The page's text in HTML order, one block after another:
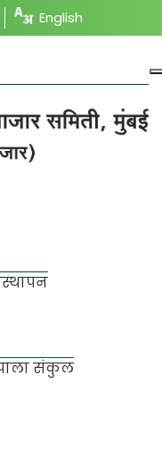
English
संकुल
होतो. येथे गाळे